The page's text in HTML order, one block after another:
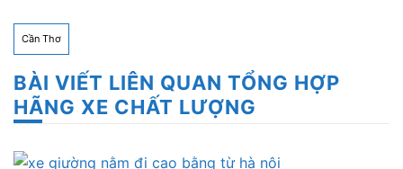
Cần Thơ
BÀI VIẾT LIÊN QUAN TỔNG HỢP
HÃNG XE CHẤT LƯỢNG